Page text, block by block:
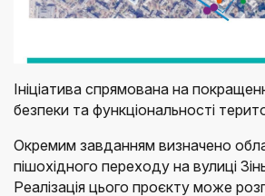
Ініціатива спрямована на
безпеки та функціональності
Окремим завданням визначено
пішохідного переходу на вулиці
Реалізація цього проєкту може